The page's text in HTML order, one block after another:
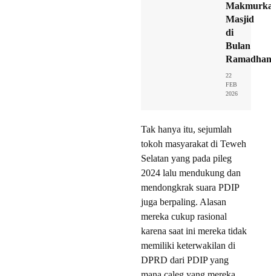
Masjid
di
Bulan
Ramadhan
22
FEB
2026
Tak hanya itu, sejumlah
tokoh masyarakat di Teweh
Selatan yang pada pileg
2024 lalu mendukung dan
mendongkrak suara PDIP
juga berpaling. Alasan
mereka cukup rasional
karena saat ini mereka tidak
memiliki keterwakilan di
DPRD dari PDIP yang